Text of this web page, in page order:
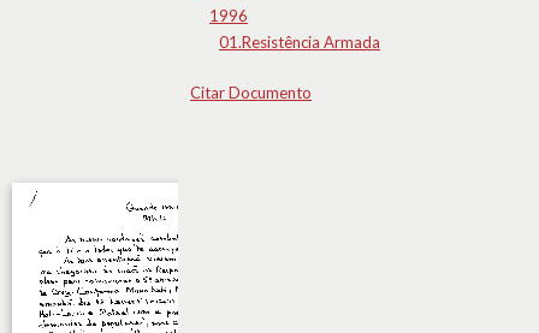
1996
01.Resistência Armada
Citar Documento